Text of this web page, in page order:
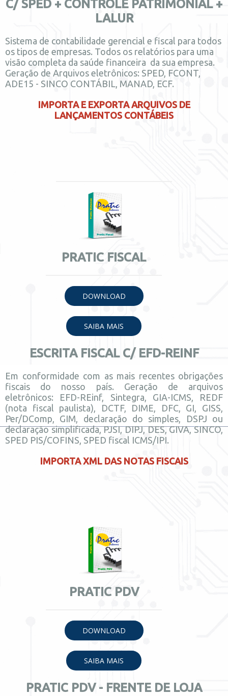
C/ SPED + CONTROLE PATRIMONIAL +
LALUR
Sistema de contabilidade gerencial e fiscal para todos
os tipos de empresas. Todos os relatórios para uma
visão completa da saúde financeira da sua empresa.
Geração de Arquivos eletrônicos: SPED, FCONT,
ADE15 - SINCO CONTÁBIL, MANAD, ECF.
IMPORTA E EXPORTA ARQUIVOS DE
LANÇAMENTOS CONTÁBEIS
PRATIC FISCAL
DOWNLOAD
SAIBA MAIS
ESCRITA FISCAL C/ EFD-REINF
Em conformidade com as mais recentes obrigações
fiscais do nosso país. Geração de arquivos
eletrônicos: EFD-REinf, Sintegra, GIA-ICMS, REDF
(nota fiscal paulista), DCTF, DIME, DFC, GI, GISS,
Per/DComp, GIM, declaração do simples, DSPJ ou
declaração simplificada, PJSI, DIPJ, DES, GIVA, SINCO,
SPED PIS/COFINS, SPED fiscal ICMS/IPI.
IMPORTA XML DAS NOTAS FISCAIS
PRATIC PDV
DOWNLOAD
SAIBA MAIS
PRATIC PDV - FRENTE DE LOJA